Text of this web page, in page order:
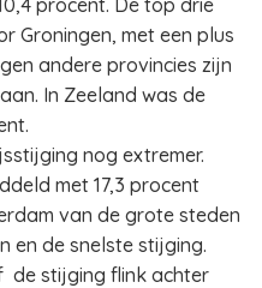
procent. De top drie
Groningen, met een plus
andere provincies zijn
In Zeeland was de
nog extremer.
met 17,3 procent
van de grote steden
en de snelste stijging.
de stijging flink achter